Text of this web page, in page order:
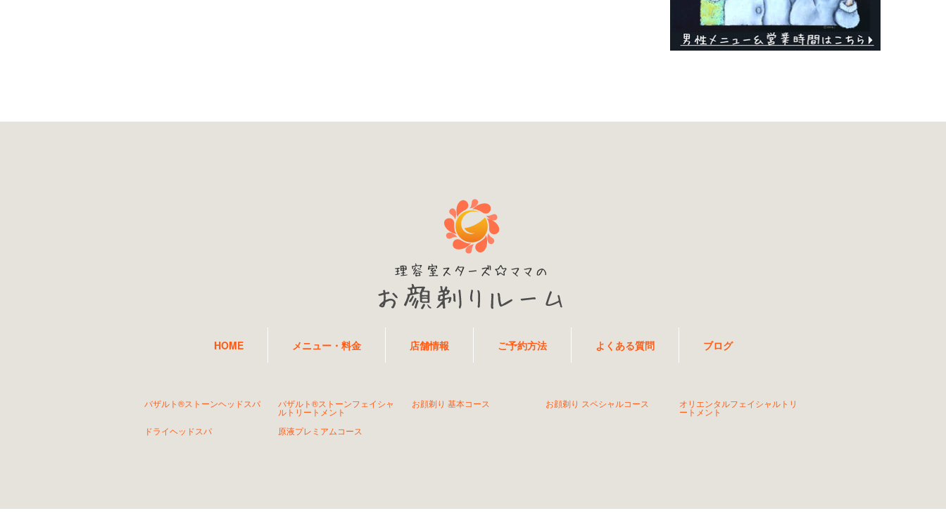
HOME メニュー・料金 店舗情報 ご予約方法 よくある質問 ブログ
バザルト®ストーンヘッドスパ バザルト®ストーンフェイシャ
ルトリートメント
お顔剃り 基本コース お顔剃り スペシャルコース オリエンタルフェイシャルトリ
ートメント
ドライヘッドスパ
原液プレミアムコース